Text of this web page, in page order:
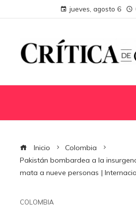
jueves, agosto 6
Inicio
Colombia
Pakistán bombardea a la
mata a nueve personas |
COLOMBIA